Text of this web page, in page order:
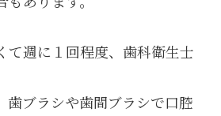
て週に１回程度、歯科衛生士
歯ブラシや歯間ブラシで口腔